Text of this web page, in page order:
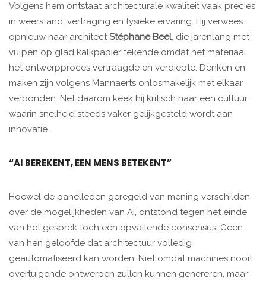
Volgens hem ontstaat architecturale kwaliteit vaak precies
in weerstand, vertraging en fysieke ervaring. Hij verwees
opnieuw naar architectStéphane Beel, die jarenlang met
vulpen op glad kalkpapier tekende omdat het materiaal
het ontwerpproces vertraagde en verdiepte. Denken en
maken zijn volgens Mannaerts onlosmakelijk met elkaar
verbonden. Net daarom keek hij kritisch naar een cultuur
waarin snelheid steeds vaker gelijkgesteld wordt aan
innovatie.
“AI BEREKENT, EEN MENS BETEKENT”
Hoewel de panelleden geregeld van mening verschilden
over de mogelijkheden van AI, ontstond tegen het einde
van het gesprek toch een opvallende consensus. Geen
van hen geloofde dat architectuur volledig
geautomatiseerd kan worden. Niet omdat machines nooit
overtuigende ontwerpen zullen kunnen genereren, maar